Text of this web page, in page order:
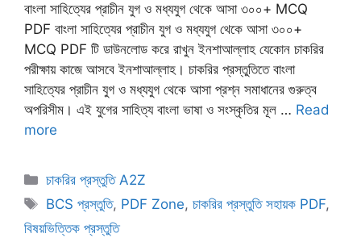
বাংলা সাহিত্যের প্রাচীন যুগ ও মধ্যযুগ থেকে আসা ৩০০+ MCQ
PDF বাংলা সাহিত্যের প্রাচীন যুগ ও মধ্যযুগ থেকে আসা ৩০০+
MCQ PDF টি ডাউনলোড করে রাখুন ইনশাআল্লাহ যেকোন চাকরির
পরীক্ষায় কাজে আসবে ইনশাআল্লাহ। চাকরির প্রস্তুতিতে বাংলা
সাহিত্যের প্রাচীন যুগ ও মধ্যযুগ থেকে আসা প্রশ্ন সমাধানের গুরুত্ব
অপরিসীম। এই যুগের সাহিত্য বাংলা ভাষা ও সংস্কৃতির মূল … Read
more
Categories
চাকরির প্রস্তুতি A2Z
Tags
BCS প্রস্তুতি, PDF Zone,চাকরির প্রস্তুতি সহায়ক PDF,
বিষয়ভিত্তিক প্রস্তুতি